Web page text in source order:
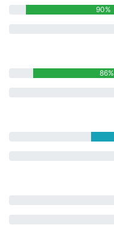
90%
86%